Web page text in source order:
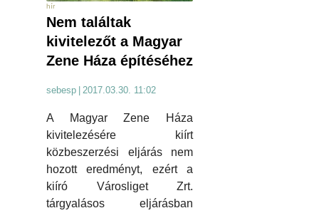
hír
Nem találtak
kivitelezőt a Magyar
Zene Háza építéséhez
sebesp | 2017.03.30. 11:02
A Magyar Zene Háza
kivitelezésére kiírt
közbeszerzési eljárás nem
hozott eredményt, ezért a
kiíró Városliget Zrt.
tárgyalásos eljárásban